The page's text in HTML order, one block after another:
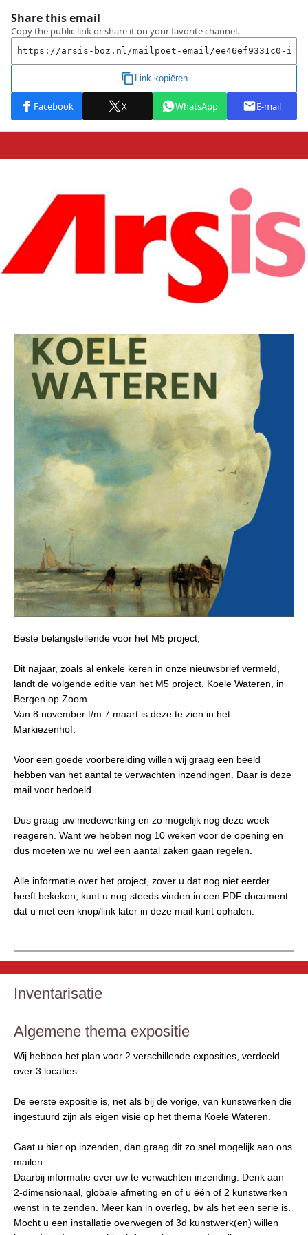
Beste belangstellende voor het M5 project,
Dit najaar, zoals al enkele keren in onze nieuwsbrief vermeld,
landt de volgende editie van het M5 project, Koele Wateren, in
Bergen op Zoom.
Van 8 november t/m 7 maart is deze te zien in het
Markiezenhof.
Voor een goede voorbereiding willen wij graag een beeld
hebben van het aantal te verwachten inzendingen. Daar is deze
mail voor bedoeld.
Dus graag uw medewerking en zo mogelijk nog deze week
reageren. Want we hebben nog 10 weken voor de opening en
dus moeten we nu wel een aantal zaken gaan regelen.
Alle informatie over het project, zover u dat nog niet eerder
heeft bekeken, kunt u nog steeds vinden in een PDF document
dat u met een knop/link later in deze mail kunt ophalen.
Inventarisatie
Algemene thema expositie
Wij hebben het plan voor 2 verschillende exposities, verdeeld
over 3 locaties.
De eerste expositie is, net als bij de vorige, van kunstwerken die
ingestuurd zijn als eigen visie op het thema Koele Wateren.
Gaat u hier op inzenden, dan graag dit zo snel mogelijk aan ons
mailen.
Daarbij informatie over uw te verwachten inzending. Denk aan
2-dimensionaal, globale afmeting en of u één of 2 kunstwerken
wenst in te zenden. Meer kan in overleg, bv als het een serie is.
Mocht u een installatie overwegen of 3d kunstwerk(en) willen